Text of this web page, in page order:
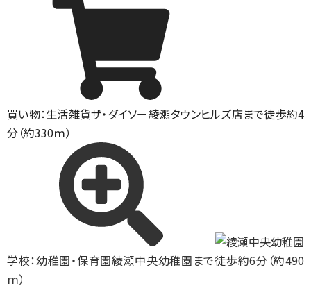
買い物：生活雑貨ザ・ダイソー綾瀬タウンヒルズ店まで徒歩約4
分（約330ｍ）
学校：幼稚園・保育園綾瀬中央幼稚園まで徒歩約6分（約490
ｍ）